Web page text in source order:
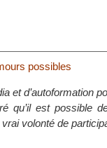
possibles
d’autoformation
qu’il est possible
volonté de